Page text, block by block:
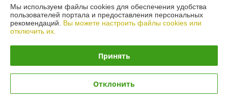
Информация для покупателя
Юридическое лицо:ИП Терещенко Игорь Анатольевич
Минск
Регистрационный номер ЕГР: 101436571
Регистрационный орган: Мингорисполком
Дата регистрации компании: 10.08.2000
Мы используем файлы cookies для обеспечения удобства
пользователей портала и предоставления персональных
рекомендаций. Вы можете настроить файлы cookies или
отключить их.
Принять
Отклонить